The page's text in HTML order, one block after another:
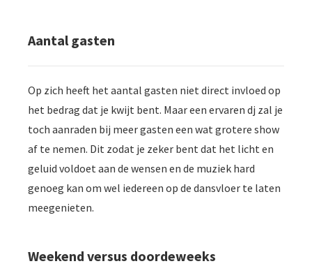
Aantal gasten
Op zich heeft het aantal gasten niet direct invloed op
het bedrag dat je kwijt bent. Maar een ervaren dj zal je
toch aanraden bij meer gasten een wat grotere show
af te nemen. Dit zodat je zeker bent dat het licht en
geluid voldoet aan de wensen en de muziek hard
genoeg kan om wel iedereen op de dansvloer te laten
meegenieten.
Weekend versus doordeweeks